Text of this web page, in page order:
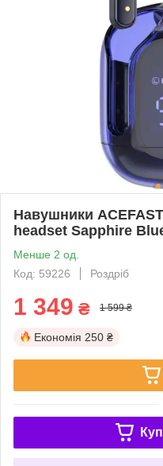
Навушники
headset Sapphire
Менше 2 од.
Код: 59226
Роздріб
1 349 ₴ 1 599 ₴
Економія 250 ₴